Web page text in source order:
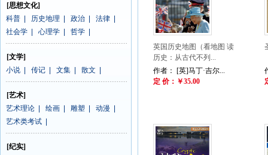
[思想文化]
科普
历史地理 政治 法律
社会学
心理学 哲学
[文学]
小说
传记 文集 散文
[艺术]
艺术理论
绘画 雕塑 动漫
艺术类考试
[纪实]
英国历史地图（看地图 读
历史：从古代不列...
作者： [英]马丁·吉尔...
定 价：￥35.00